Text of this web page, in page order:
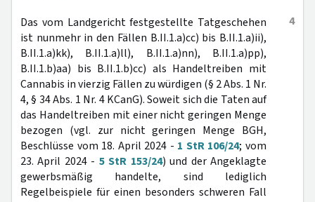
4
Das vom Landgericht festgestellte Tatgeschehen
ist nunmehr in den Fällen B.II.1.a)cc) bis B.II.1.a)ii),
B.II.1.a)kk), B.II.1.a)ll), B.II.1.a)nn), B.II.1.a)pp),
B.II.1.b)aa) bis B.II.1.b)cc) als Handeltreiben mit
Cannabis in vierzig Fällen zu würdigen (§ 2 Abs. 1 Nr.
4, § 34 Abs. 1 Nr. 4 KCanG). Soweit sich die Taten auf
das Handeltreiben mit einer nicht geringen Menge
bezogen (vgl. zur nicht geringen Menge BGH,
Beschlüsse vom 18. April 2024 - 1 StR 106/24; vom
23. April 2024 - 5 StR 153/24) und der Angeklagte
gewerbsmäßig handelte, sind lediglich
Regelbeispiele für einen besonders schweren Fall